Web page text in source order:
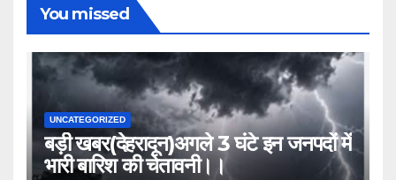
You missed
UNCATEGORIZED
बड़ी खबर(देहरादून)अगले 3 घंटे इन जनपदों में
भारी बारिश की चेतावनी।।